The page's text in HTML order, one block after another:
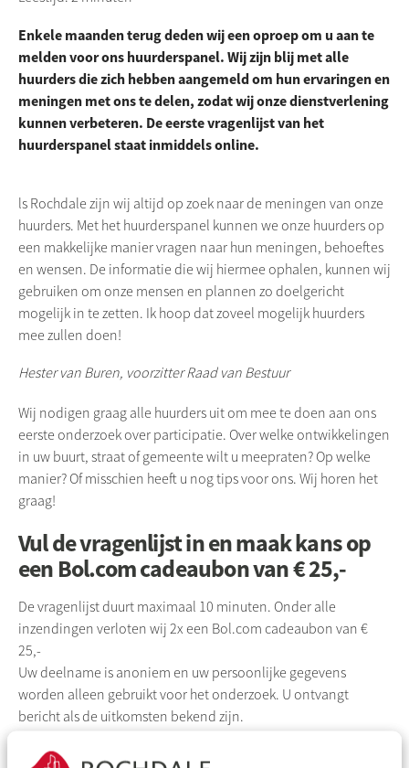
Enkele maanden terug deden wij een oproep om u aan te
melden voor ons huurderspanel. Wij zijn blij met alle
huurders die zich hebben aangemeld om hun ervaringen en
meningen met ons te delen, zodat wij onze dienstverlening
kunnen verbeteren. De eerste vragenlijst van het
huurderspanel staat inmiddels online.
ls Rochdale zijn wij altijd op zoek naar de meningen van onze
huurders. Met het huurderspanel kunnen we onze huurders op
een makkelijke manier vragen naar hun meningen, behoeftes
en wensen. De informatie die wij hiermee ophalen, kunnen wij
gebruiken om onze mensen en plannen zo doelgericht
mogelijk in te zetten. Ik hoop dat zoveel mogelijk huurders
mee zullen doen!
Hester van Buren, voorzitter Raad van Bestuur
Wij nodigen graag alle huurders uit om mee te doen aan ons
eerste onderzoek over participatie. Over welke ontwikkelingen
in uw buurt, straat of gemeente wilt u meepraten? Op welke
manier? Of misschien heeft u nog tips voor ons. Wij horen het
graag!
Vul de vragenlijst in en maak kans op
een Bol.com cadeaubon van € 25,-
De vragenlijst duurt maximaal 10 minuten. Onder alle
inzendingen verloten wij 2x een Bol.com cadeaubon van €
25,-
Uw deelname is anoniem en uw persoonlijke gegevens
worden alleen gebruikt voor het onderzoek. U ontvangt
bericht als de uitkomsten bekend zijn.
Vragenlijst nu invullen